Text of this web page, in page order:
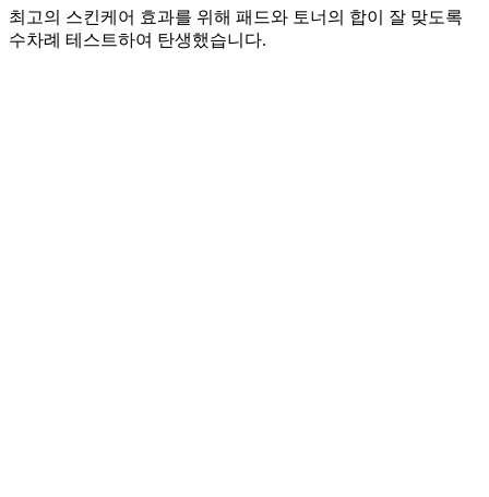
최고의 스킨케어 효과를 위해 패드와 토너의 합이 잘 맞도록
수차례 테스트하여 탄생했습니다.